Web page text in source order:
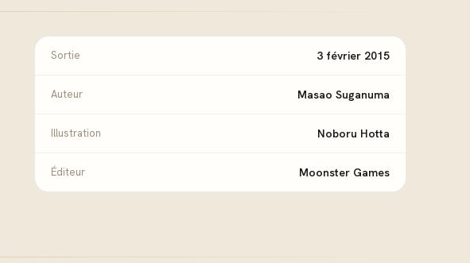
Sortie 3 février 2015
Auteur Masao Suganuma
Illustration Noboru Hotta
Éditeur Moonster Games